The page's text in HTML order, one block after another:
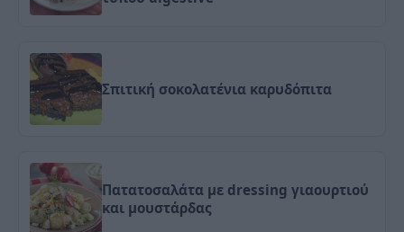
Σπιτική σοκολατένια καρυδόπιτα
Πατατοσαλάτα με dressing γιαουρτιού
και μουστάρδας